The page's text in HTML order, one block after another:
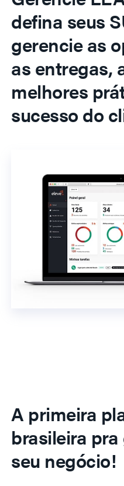
defina seus
gerencie as
as entregas,
melhores
sucesso do
A primeira
brasileira
seu negócio!